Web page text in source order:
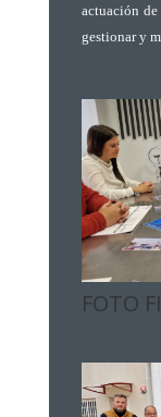
actuación
gestionar y
FOTO